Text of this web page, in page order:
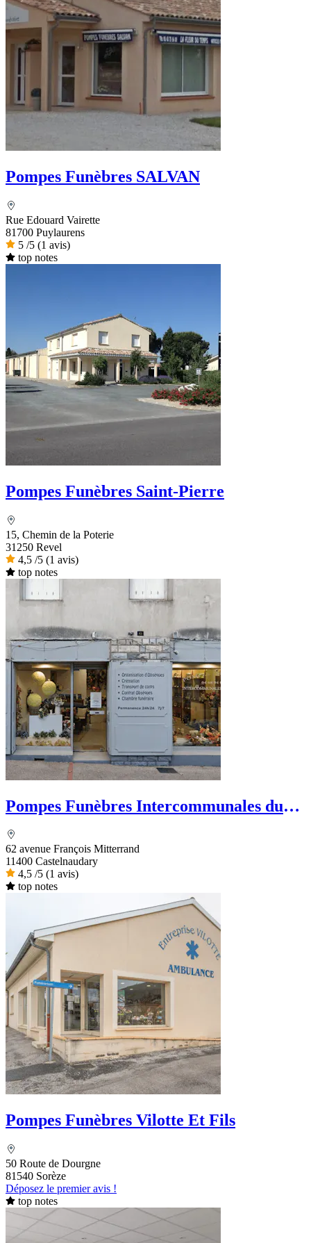
Pompes Funèbres SALVAN
Rue Edouard Vairette
81700 Puylaurens
5 /5 (1 avis)
top notes
Pompes Funèbres Saint-Pierre
15, Chemin de la Poterie
31250 Revel
4,5 /5 (1 avis)
top notes
Pompes Funèbres Intercommunales du
62 avenue François Mitterrand
11400 Castelnaudary
4,5 /5 (1 avis)
top notes
Pompes Funèbres Vilotte Et Fils
50 Route de Dourgne
81540 Sorèze
Déposez le premier avis !
top notes